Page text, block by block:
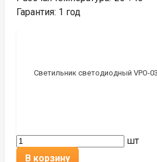
Гарантия: 1 год
Светильник светодиодный VPO-
шт
В корзину